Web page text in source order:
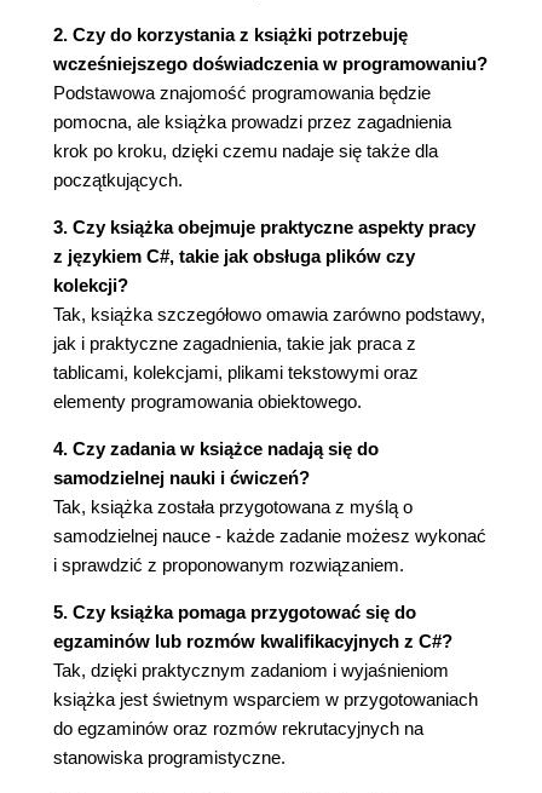
2. Czy do korzystania z książki potrzebuję
wcześniejszego doświadczenia w programowaniu?
Podstawowa znajomość programowania będzie
pomocna, ale książka prowadzi przez zagadnienia
krok po kroku, dzięki czemu nadaje się także dla
początkujących.
3. Czy książka obejmuje praktyczne aspekty pracy
z językiem C#, takie jak obsługa plików czy
kolekcji?
Tak, książka szczegółowo omawia zarówno podstawy,
jak i praktyczne zagadnienia, takie jak praca z
tablicami, kolekcjami, plikami tekstowymi oraz
elementy programowania obiektowego.
4. Czy zadania w książce nadają się do
samodzielnej nauki i ćwiczeń?
Tak, książka została przygotowana z myślą o
samodzielnej nauce - każde zadanie możesz wykonać
i sprawdzić z proponowanym rozwiązaniem.
5. Czy książka pomaga przygotować się do
egzaminów lub rozmów kwalifikacyjnych z C#?
Tak, dzięki praktycznym zadaniom i wyjaśnieniom
książka jest świetnym wsparciem w przygotowaniach
do egzaminów oraz rozmów rekrutacyjnych na
stanowiska programistyczne.